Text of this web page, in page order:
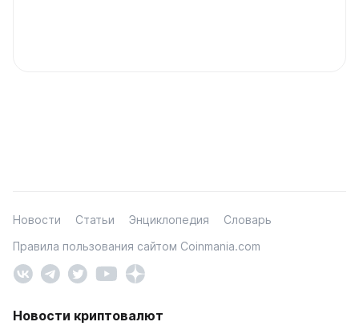
Новости Статьи Энциклопедия
Словарь
Правила пользования сайтом Coinmania.com
Новости криптовалют